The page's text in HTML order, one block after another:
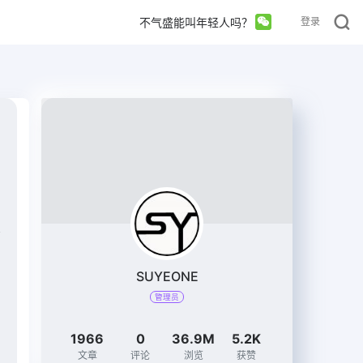
不气盛能叫年轻人吗？ 登录
SUYEONE
管理员
1966
文章
0
评论
36.9M
浏览
5.2K
获赞